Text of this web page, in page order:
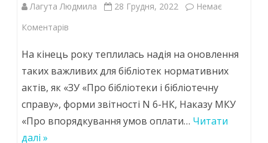
Лагута Людмила 28 Грудня, 2022
Немає
Коментарів
законодавчі
новації
На кінець року теплилась надія на оновлення
таких важливих для бібліотек нормативних
актів, як «ЗУ «Про бібліотеки і бібліотечну
справу», форми звітності N 6-НК, Наказу МКУ
«Про впорядкування умов оплати… Читати
далі »